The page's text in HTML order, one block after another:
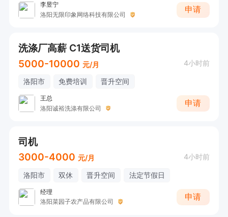
李昱宁
洛阳无限印象网络科技有限公司
申请
洗涤厂高薪 C1送货司机
5000-10000 元/月 4小时前
洛阳市 免费培训 晋升空间
王总
洛阳诚裕洗涤有限公司
申请
司机
3000-4000 元/月 4小时前
洛阳市 双休 晋升空间 法定节假日
经理
洛阳菜园子农产品有限公司
申请